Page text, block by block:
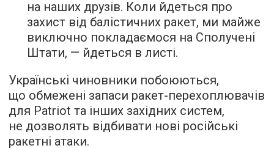
на наших друзів. Коли йдеться про
захист від балістичних ракет, ми майже
виключно покладаємося на Сполучені
Штати, — йдеться в листі.
Українські чиновники побоюються,
що обмежені запаси ракет-перехоплювачів
для Patriot та інших західних систем,
не дозволять відбивати нові російські
ракетні атаки.